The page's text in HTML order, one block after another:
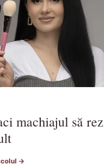
machiajul să
→